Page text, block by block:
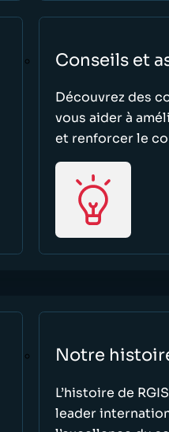
Conseils et
Découvrez des
vous aider à
et renforcer le
Notre
L’histoire de
leader